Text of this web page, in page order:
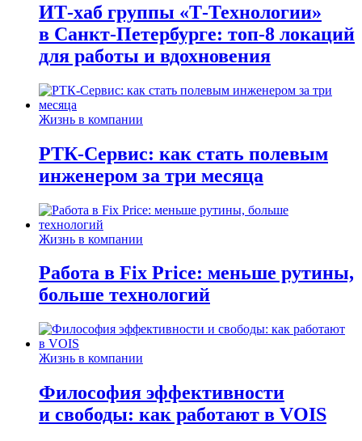
ИТ-хаб группы «Т-Технологии»
в Санкт-Петербурге: топ-8 локаций
для работы и вдохновения
Жизнь в компании
РТК-Сервис: как стать полевым
инженером за три месяца
Жизнь в компании
Работа в Fix Price: меньше рутины,
больше технологий
Жизнь в компании
Философия эффективности
и свободы: как работают в VOIS